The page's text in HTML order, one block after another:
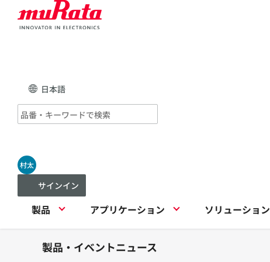
日本語
村太
サインイン
製品 アプリケーション ソリューション
製品・イベントニュース